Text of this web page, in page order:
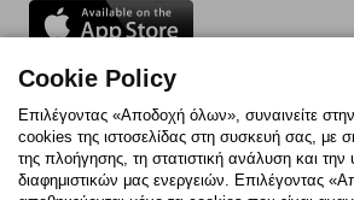
Follow us:
FacebookInstagram
TikTokYoutubePinterestTwitter
Cookie Policy
Επιλέγοντας «Αποδοχή όλων», συναινείτε
cookies της ιστοσελίδας στη συσκευή σας, με
της πλοήγησης, τη στατιστική ανάλυση και την
διαφημιστικών μας ενεργειών. Επιλέγοντας